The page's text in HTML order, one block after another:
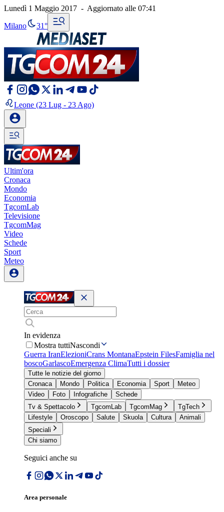
Lunedì 1 Maggio 2017 - Aggiornato alle 07:41
Milano 31°
Leone (23 Lug - 23 Ago)
Ultim'ora
Cronaca
Mondo
Economia
TgcomLab
Televisione
TgcomMag
Video
Schede
Sport
Meteo
In evidenza
Mostra tuttiNascondi
Guerra IranElezioniCrans MontanaEpstein FilesFamiglia nel
boscoGarlascoEmergenza ClimaTutti i dossier
Tutte le notizie del giorno
Cronaca
Mondo Politica Economia Sport
Meteo
Video
Foto Infografiche
Schede
Tv & Spettacolo
TgcomLab TgcomMag
TgTech
Lifestyle
Oroscopo Salute Skuola Cultura
Animali
Speciali
Chi siamo
Seguici anche su
Area personale